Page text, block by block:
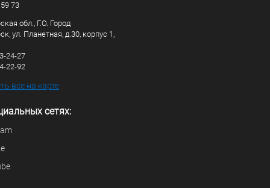
73
обл., Г.О. Город
ул. Планетная, д.30, корпус 1,
24-27
22-92
все на карте
сетях: